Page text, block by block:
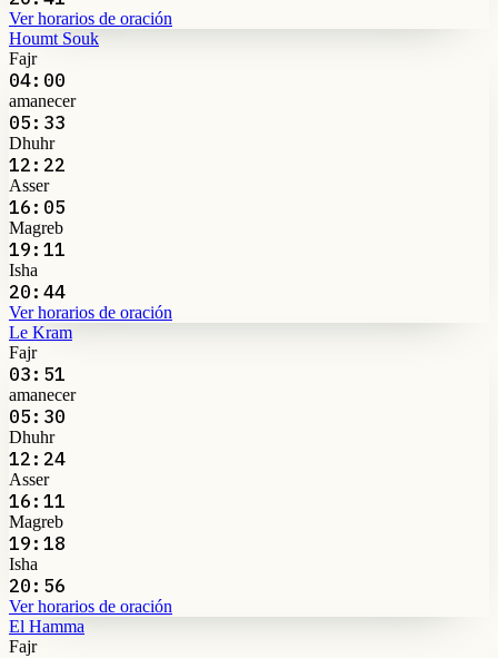
Ver horarios de oración
Houmt Souk
Fajr
04:00
amanecer
05:33
Dhuhr
12:22
Asser
16:05
Magreb
19:11
Isha
20:44
Ver horarios de oración
Le Kram
Fajr
03:51
amanecer
05:30
Dhuhr
12:24
Asser
16:11
Magreb
19:18
Isha
20:56
Ver horarios de oración
El Hamma
Fajr